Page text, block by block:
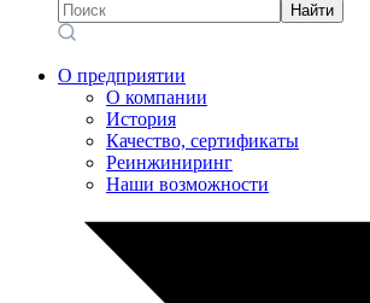
Найти
О предприятии
О компании
История
Качество, сертификаты
Реинжиниринг
Наши возможности